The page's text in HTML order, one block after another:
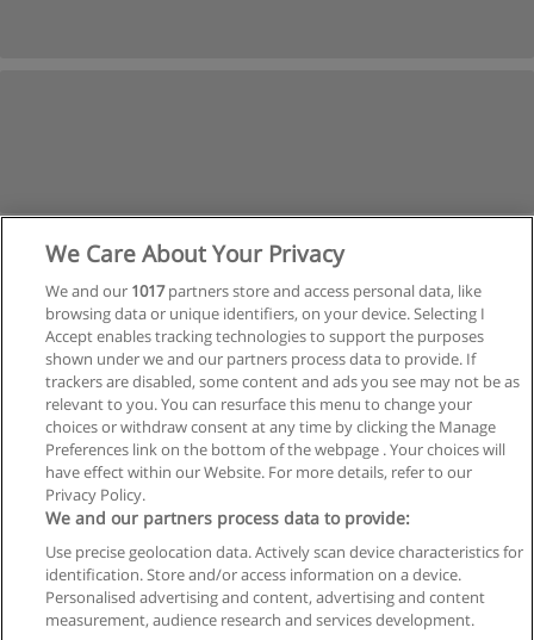
Siguiente
Página1de 2
Reglas de uso
Privacidad de datos
We Care About Your Privacy
We and our 1017partners store and access personal data, like
browsing data or unique identifiers, on your device. Selecting I
Accept enables tracking technologies to support the purposes
shown under we and our partners process data to provide. If
trackers are disabled, some content and ads you see may not be as
relevant to you. You can resurface this menu to change your
choices or withdraw consent at any time by clicking the Manage
Preferences link on the bottom of the webpage . Your choices will
have effect within our Website. For more details, refer to our
Privacy Policy.
We and our partners process data to provide:
Use precise geolocation data. Actively scan device characteristics for
identification. Store and/or access information on a device.
Personalised advertising and content, advertising and content
measurement, audience research and services development.